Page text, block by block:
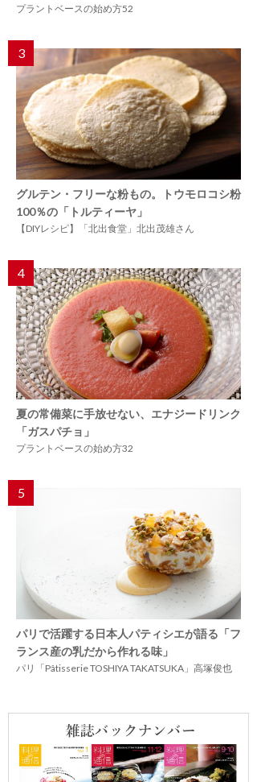
プラントベースの始め方52
3
グルテン・フリーな粉もの。トウモロコシ粉
100％の「トルティーヤ」
【DIYレシピ】「北出食堂」北出茂雄さん
4
夏の常備菜に手放せない、エナジードリンク
「ガスパチョ」
プラントベースの始め方32
5
パリで活躍する日本人パティシエが語る「フ
ランス産の乳だから作れる味」
パリ「Pâtisserie TOSHIYA TAKATSUKA」高塚俊也